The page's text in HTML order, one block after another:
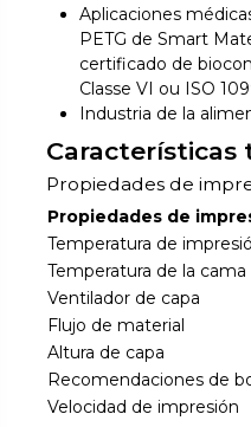
Aplicaciones
PETG de Smart
certificado de
Classe VI ou ISO
Industria de la
Características
Propiedades de
Propiedades de
Temperatura de
Temperatura de la cama
Ventilador de capa
Flujo de material
Altura de capa
Recomendaciones de
Velocidad de impresión